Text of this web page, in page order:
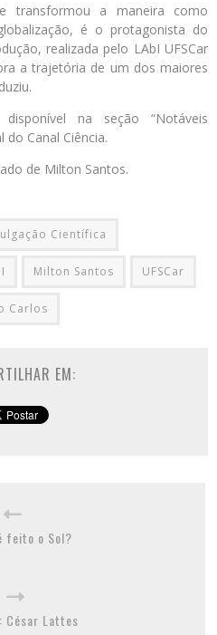
transformou a maneira como
é o protagonista do
realizada pelo LAbI UFSCar
a trajetória de um dos maiores
na seção “Notáveis
do Canal Ciência.
de Milton Santos.
Científica
Milton Santos UFSCar
Carlos
EM:
feito o Sol?
César Lattes